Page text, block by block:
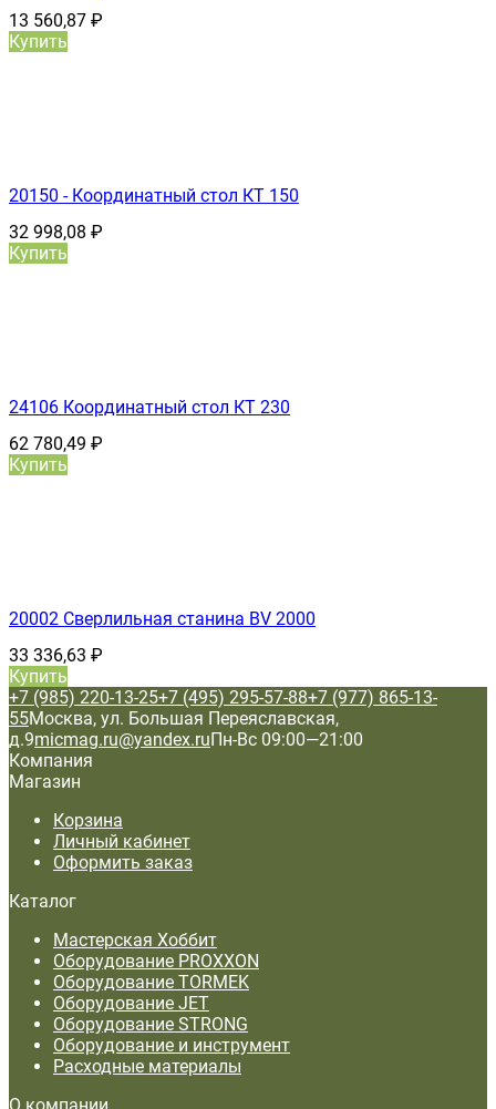
13 560,87 ₽
Купить
20150 - Координатный стол КТ 150
32 998,08 ₽
Купить
24106 Координатный стол КТ 230
62 780,49 ₽
Купить
20002 Сверлильная станина BV 2000
33 336,63 ₽
Купить
+7 (985) 220-13-25+7 (495) 295-57-88+7 (977) 865-13-
55Москва, ул. Большая Переяславская,
д.9micmag.ru@yandex.ruПн-Вс 09:00—21:00
Компания
Магазин
Корзина
Личный кабинет
Оформить заказ
Каталог
Мастерская Хоббит
Оборудование PROXXON
Оборудование TORMEK
Оборудование JET
Оборудование STRONG
Оборудование и инструмент
Расходные материалы